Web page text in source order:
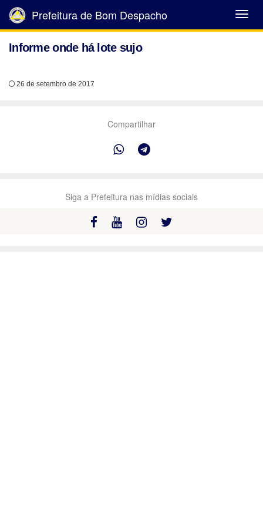
Abrir
Menu
Prefeitura de Bom Despacho
Informe onde há lote sujo
26 de setembro de 2017
Compartilhar
Siga a Prefeitura nas mídias sociais